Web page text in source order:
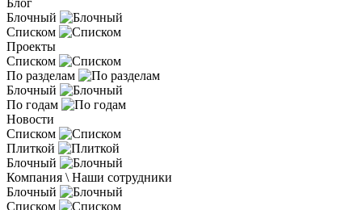
Блог
Блочный
Списком
Проекты
Списком
По разделам
Блочный
По годам
Новости
Списком
Плиткой
Блочный
Компания \ Наши сотрудники
Блочный
Списком